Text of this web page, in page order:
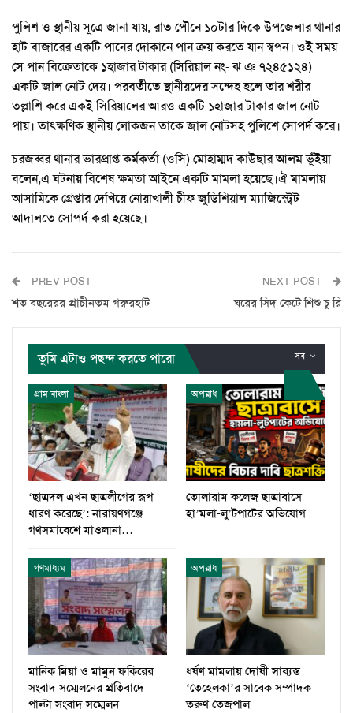
পুলিশ ও স্থানীয় সূত্রে জানা যায়, রাত পৌনে ১০টার দিকে উপজেলার থানার
হাট বাজারের একটি পানের দোকানে পান ক্রয় করতে যান স্বপন। ওই সময়
সে পান বিক্রেতাকে ১হাজার টাকার (সিরিয়াল নং- ঝ ঞ ৭২৪৫১২৪)
একটি জাল নোট দেয়। পরবর্তীতে স্থানীয়দের সন্দেহ হলে তার শরীর
তল্লাশি করে একই সিরিয়ালের আরও একটি ১হাজার টাকার জাল নোট
পায়। তাৎক্ষণিক স্থানীয় লোকজন তাকে জাল নোটসহ পুলিশে সোপর্দ করে।
চরজব্বর থানার ভারপ্রাপ্ত কর্মকর্তা (ওসি) মোহাম্মদ কাউছার আলম ভূঁইয়া
বলেন,এ ঘটনায় বিশেষ ক্ষমতা আইনে একটি মামলা হয়েছে।ঐ মামলায়
আসামিকে গ্রেপ্তার দেখিয়ে নোয়াখালী চীফ জুডিশিয়াল ম্যাজিস্ট্রেট
আদালতে সোপর্দ করা হয়েছে।
PREV POST
শত বছরেরর প্রাচীনতম গরুরহাট
NEXT POST
ঘরের সিদ কেটে শিশু চু রি
সব
তুমি এটাও পছন্দ করতে পারো
গ্রাম বাংলা
‘ছাত্রদল এখন ছাত্রলীগের রূপ
ধারণ করেছে’: নারায়ণগঞ্জে
গণসমাবেশে মাওলানা…
অপরাধ
তোলারাম কলেজ ছাত্রাবাসে
হা’মলা-লু’টপাটের অভিযোগ
গণমাধ্যম
মানিক মিয়া ও মামুন ফকিরের
সংবাদ সম্মেলনের প্রতিবাদে
পাল্টা সংবাদ সম্মেলন
অপরাধ
ধর্ষণ মামলায় দোষী সাব্যস্ত
‘তেহেলকা’র সাবেক সম্পাদক
তরুণ তেজপাল